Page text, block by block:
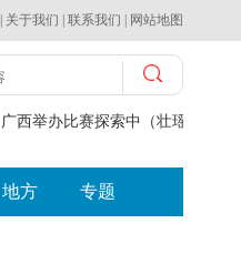
关于我们 联系我们 网站地图
广西举办比赛探索中（壮瑶）药
地方 专题